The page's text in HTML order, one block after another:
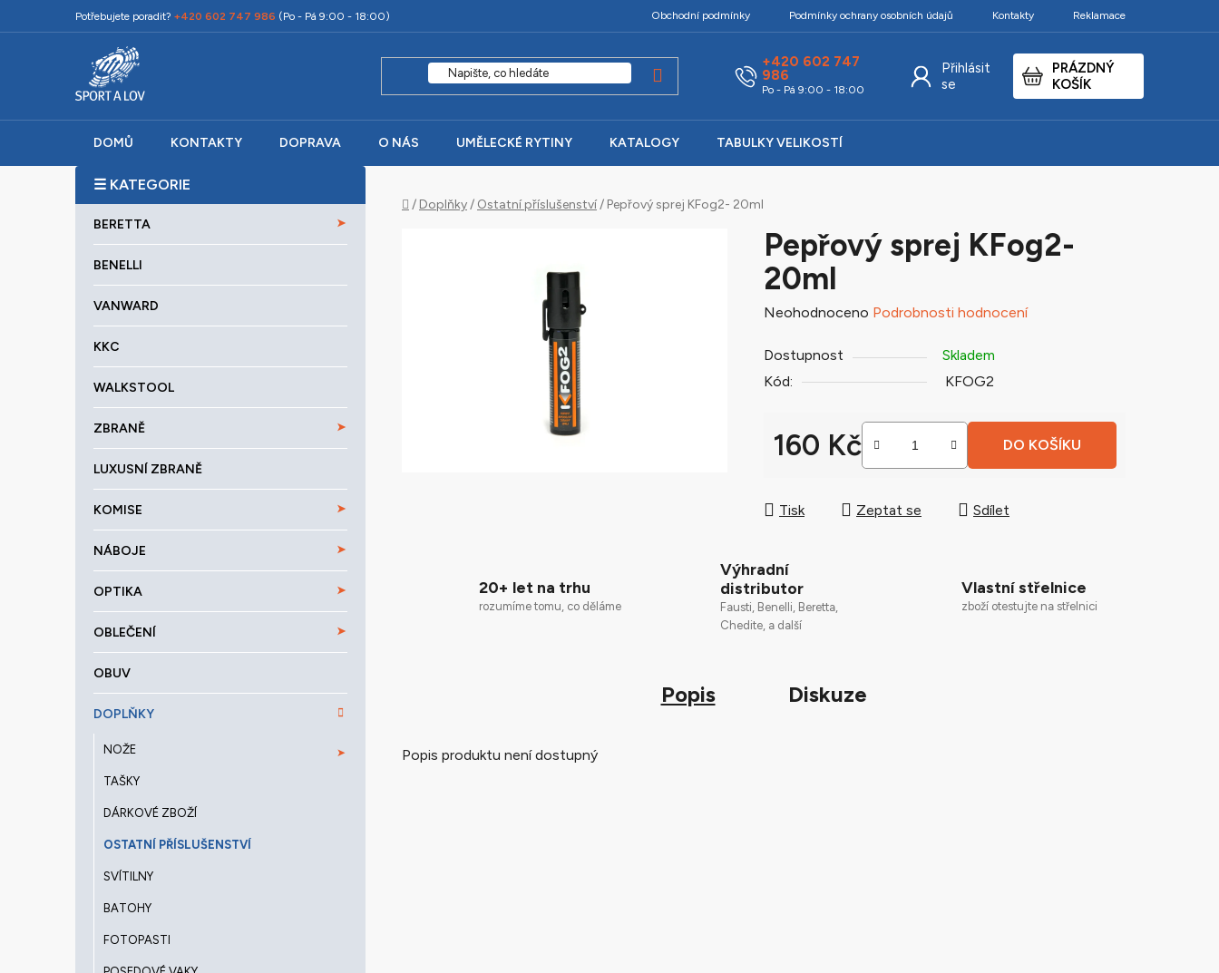
na
Potřebujete poradit? +420 602 747 986 (Po - Pá 9:00 - 18:00) Obchodní podmínky Podmínky ochrany osobních údajů Kontakty Reklamace
+420 602 747
986
Po - Pá 9:00 - 18:00
Přihlásit
se
NÁKUPNÍ
KOŠÍK
PRÁZDNÝ
KOŠÍK
DOMŮ KONTAKTY DOPRAVA O NÁS UMĚLECKÉ RYTINY KATALOGY TABULKY VELIKOSTÍ
P
o
kategorie
BERETTA
BENELLI
VANWARD
KKC
WALKSTOOL
ZBRANĚ
LUXUSNÍ ZBRANĚ
KOMISE
NÁBOJE
OPTIKA
OBLEČENÍ
OBUV
DOPLŇKY
NOŽE
TAŠKY
DÁRKOVÉ ZBOŽÍ
OSTATNÍ PŘÍSLUŠENSTVÍ
SVÍTILNY
BATOHY
FOTOPASTI
Domů
/ Doplňky/ Ostatní příslušenství/ Pepřový sprej KFog2- 20ml
Pepřový sprej KFog2-
20ml
Průměrné
produktu
je
Neohodnoceno Podrobnosti hodnocení
Dostupnost
Skladem
Kód:
KFOG2
160 Kč DO KOŠÍKU
Tisk Zeptat se Sdílet
20+ let na trhu
rozumíme tomu, co děláme
Výhradní
distributor
Fausti, Benelli, Beretta,
Chedite, a další
Vlastní střelnice
zboží otestujte na střelnici
Popis Diskuze
Popis produktu není dostupný